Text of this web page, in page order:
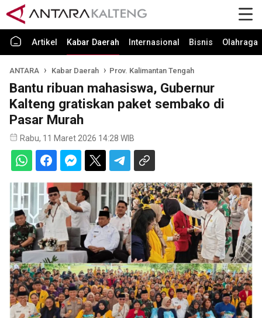
Artikel Kabar Daerah Internasional Bisnis Olahraga
ANTARA Kabar Daerah Prov. Kalimantan Tengah
Bantu ribuan mahasiswa, Gubernur
Kalteng gratiskan paket sembako di
Pasar Murah
Rabu, 11 Maret 2026 14:28 WIB